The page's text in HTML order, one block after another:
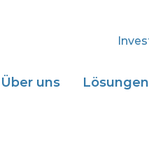
Über uns Lösungen